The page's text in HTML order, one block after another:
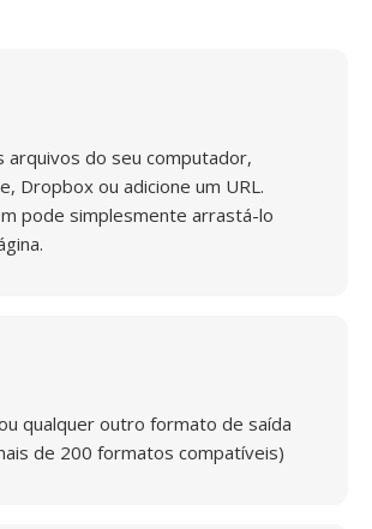
arquivos do seu computador,
Dropbox ou adicione um URL.
pode simplesmente arrastá-lo
qualquer outro formato de saída
de 200 formatos compatíveis)